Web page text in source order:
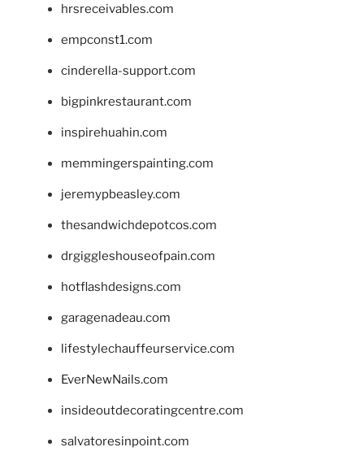
hrsreceivables.com
empconst1.com
cinderella-support.com
bigpinkrestaurant.com
inspirehuahin.com
memmingerspainting.com
jeremypbeasley.com
thesandwichdepotcos.com
drgiggleshouseofpain.com
hotflashdesigns.com
garagenadeau.com
lifestylechauffeurservice.com
EverNewNails.com
insideoutdecoratingcentre.com
salvatoresinpoint.com